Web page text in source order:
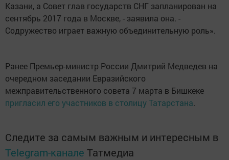
Казани, а Совет глав государств СНГ запланирован на
сентябрь 2017 года в Москве, - заявила она. -
Содружество играет важную объединительную роль».
Ранее Премьер-министр России Дмитрий Медведев на
очередном заседании Евразийского
межправительственного совета 7 марта в Бишкеке
пригласил его участников в столицу Татарстана.
Следите за самым важным и интересным в
Telegram-канале Татмедиа